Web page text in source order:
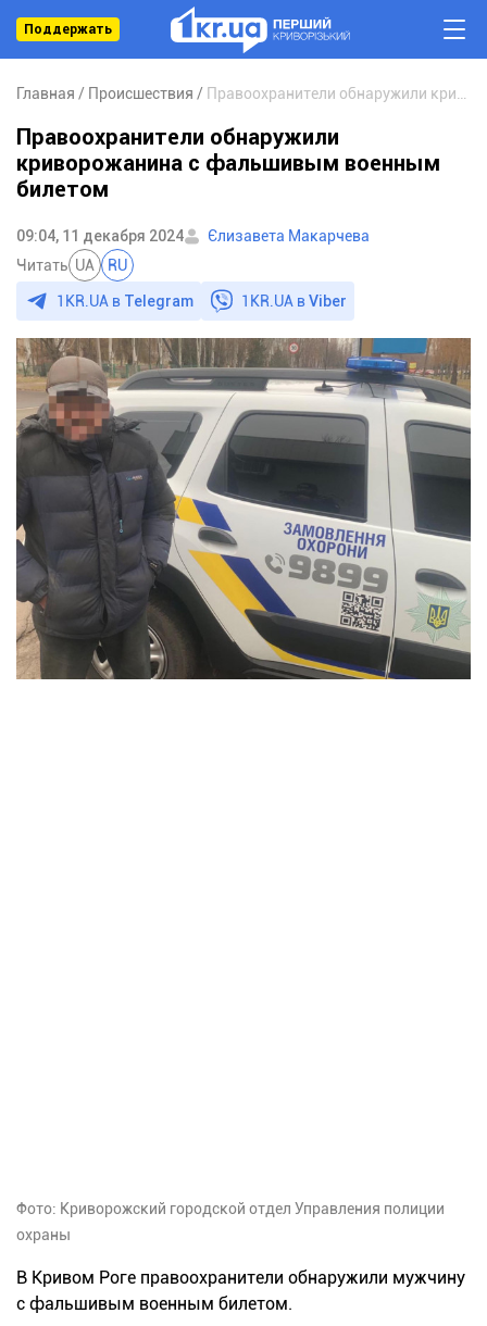
Поддержать
Главная Происшествия
Правоохранители обнаружили
криворожанина с фальшивым военным
билетом
09:04, 11 декабря 2024
Єлизавета Макарчева
Читать UA RU
1KR.UA в Telegram 1KR.UA вViber
Фото: Криворожский городской отдел Управления полиции
охраны
В Кривом Роге правоохранители обнаружили мужчину
с фальшивым военным билетом.